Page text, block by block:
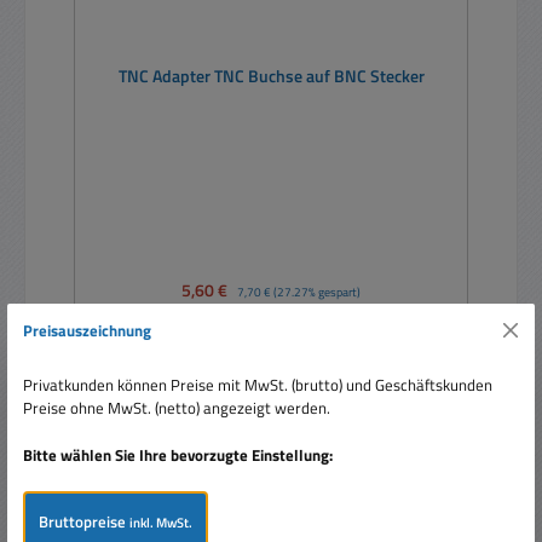
TNC Adapter TNC Buchse auf BNC Stecker
Verkaufspreis:
5,60 € Regulärer Preis:
7,70 € (27.27% gespart)
%Rabatt
Preisauszeichnung
Privatkunden können Preise mit MwSt. (brutto) und Geschäftskunden
Preise ohne MwSt. (netto) angezeigt werden.
Bitte wählen Sie Ihre bevorzugte Einstellung:
Bruttopreiseinkl. MwSt.